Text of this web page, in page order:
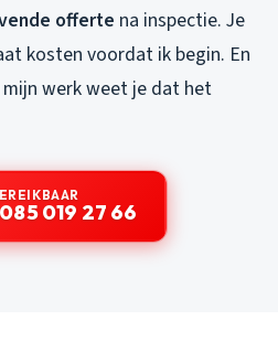
offerte na inspectie. Je
kosten voordat ik begin. En
mijn werk weet je dat het
019 27 66